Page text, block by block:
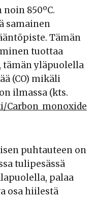
850ºC.
samainen
Tämän
tuottaa
tämän yläpuolella
(CO) mikäli
ilmassa (kts.
puhtauteen on
tulipesässä
palaa
osa hiilestä